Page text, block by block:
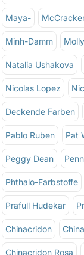
Maya-
Minh-Damm
Natalia Ushakova
Nicolas Lopez
Deckende Farben
Pablo Ruben Pat
Peggy Dean
Phthalo-Farbstoffe
Prafull Hudekar
Chinacridon
Chinacridon Rosa